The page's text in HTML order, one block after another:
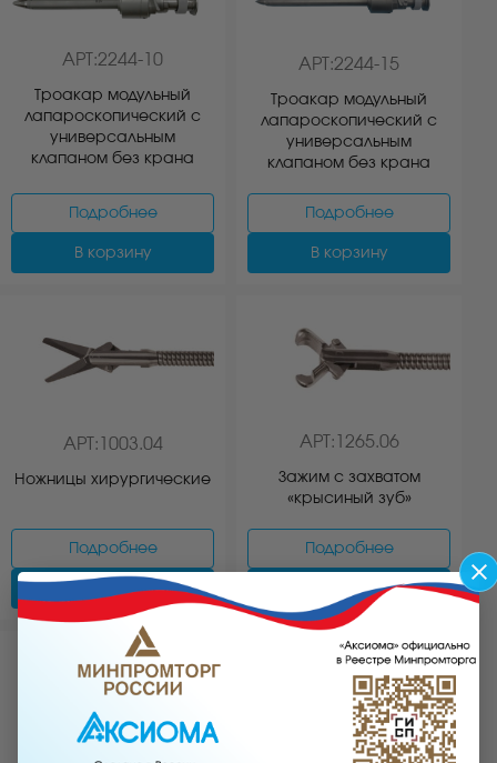
АРТ:2244-10
Троакар модульный
лапароскопический с
универсальным
клапаном без крана
Подробнее
В корзину
АРТ:2244-15
Троакар модульный
лапароскопический с
универсальным
клапаном без крана
Подробнее
В корзину
АРТ:1003.04
Ножницы хирургические
Подробнее
В корзину
АРТ:1265.06
Зажим с захватом
«крысиный зуб»
Подробнее
В корзину